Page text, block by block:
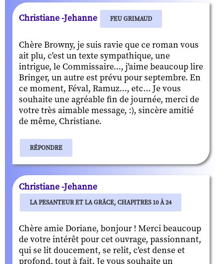
Christiane -Jehanne FEU GRIMAUD
Chère Browny, je suis ravie que ce roman vous
ait plu, c'est un texte sympathique, une
intrigue, le Commissaire..., j'aime beaucoup lire
Bringer, un autre est prévu pour septembre. En
ce moment, Féval, Ramuz..., etc... Je vous
souhaite une agréable fin de journée, merci de
votre très aimable message, :), sincère amitié
de même, Christiane.
RÉPONDRE
Christiane -Jehanne
LA PESANTEUR ET LA GRÂCE, CHAPITRES 10 À 24
Chère amie Doriane, bonjour ! Merci beaucoup
de votre intérêt pour cet ouvrage, passionnant,
qui se lit doucement, se relit, c'est dense et
profond, tout à fait. Je vous souhaite un